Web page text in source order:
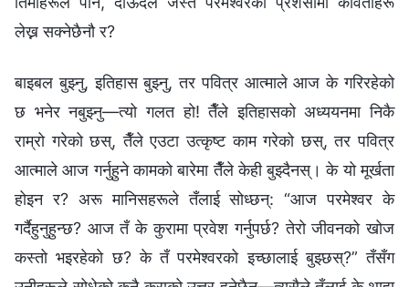
लेख्न सक्नेछैनौ र?
बाइबल बुझ्नु, इतिहास बुझ्नु, तर पवित्र आत्माले आज के गरिरहेको
छ भनेर नबुझ्नु—त्यो गलत हो! तैँले इतिहासको अध्ययनमा निकै
राम्रो गरेको छस्, तैँले एउटा उत्कृष्ट काम गरेको छस्, तर पवित्र
आत्माले आज गर्नुहुने कामको बारेमा तैँले केही बुझ्दैनस्। के यो मूर्खता
होइन र? अरू मानिसहरूले तँलाई सोध्छन्: “आज परमेश्‍वर के
गर्दैहुनुहुन्छ? आज तँ के कुरामा प्रवेश गर्नुपर्छ? तेरो जीवनको खोज
कस्तो भइरहेको छ? के तँ परमेश्‍वरको इच्छालाई बुझ्छस्?” तँसँग